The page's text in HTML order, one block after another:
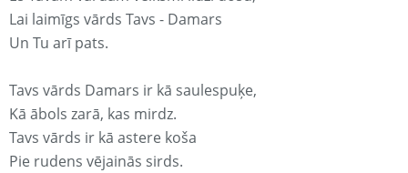
Lai laimīgs vārds Tavs - Damars
Un Tu arī pats.
Tavs vārds Damars ir kā saulespuķe,
Kā ābols zarā, kas mirdz.
Tavs vārds ir kā astere koša
Pie rudens vējainās sirds.